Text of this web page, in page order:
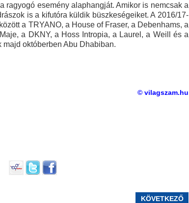
ragyogó esemény alaphangját. Amikor is nemcsak a
is a kifutóra küldik büszkeségeiket. A 2016/17-
a TRYANO, a House of Fraser, a Debenhams, a
a DKNY, a Hoss Intropia, a Laurel, a Weill és a
októberben Abu Dhabiban.
© vilagszam.hu
KÖVETKEZŐ